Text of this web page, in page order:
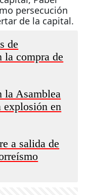
persecución
de la capital.
de
la compra de
la Asamblea
explosión en
a salida de